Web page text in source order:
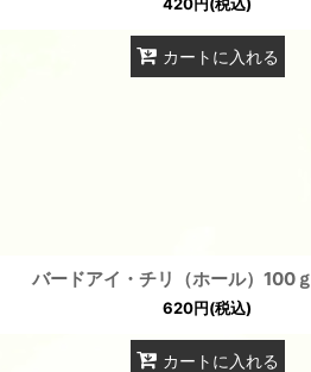
カートに入れる
バードアイ・チリ（ホール）100ｇ
620円(税込)
カートに入れる